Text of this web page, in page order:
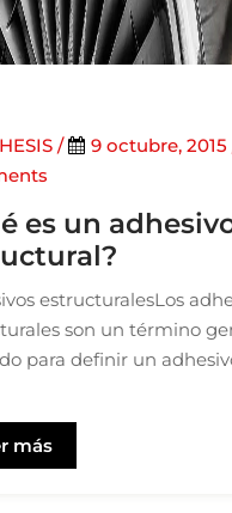
/ 9 octubre, 2015
es un
estructuralesLos
son un término
para definir un
más